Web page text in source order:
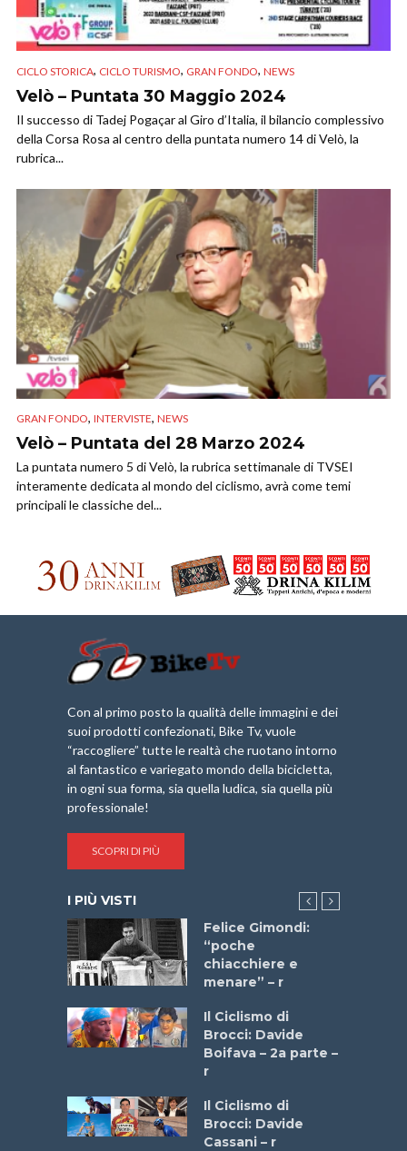
CICLO STORICA, CICLO TURISMO, GRAN FONDO, NEWS
Velò – Puntata 30 Maggio 2024
Il successo di Tadej Pogaçar al Giro d’Italia, il bilancio complessivo
della Corsa Rosa al centro della puntata numero 14 di Velò, la
rubrica...
GRAN FONDO, INTERVISTE, NEWS
Velò – Puntata del 28 Marzo 2024
La puntata numero 5 di Velò, la rubrica settimanale di TVSEI
interamente dedicata al mondo del ciclismo, avrà come temi
principali le classiche del...
Con al primo posto la qualità delle immagini e dei
suoi prodotti confezionati, Bike Tv, vuole
“raccogliere” tutte le realtà che ruotano intorno
al fantastico e variegato mondo della bicicletta,
in ogni sua forma, sia quella ludica, sia quella più
professionale!
SCOPRI DI PIÙ
I PIÙ VISTI
Felice Gimondi:
“poche
chiacchiere e
menare” – r
Il Ciclismo di
Brocci: Davide
Boifava – 2a parte –
r
Il Ciclismo di
Brocci: Davide
Cassani – r